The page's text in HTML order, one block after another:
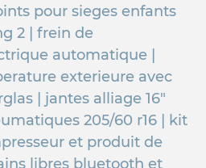
pour sieges enfants
2 | frein de
automatique |
exterieure avec
| jantes alliage 16"
205/60 r16 | kit
et produit de
libres bluetooth et